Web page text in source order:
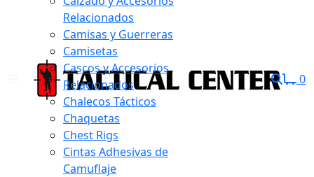
Relacionados
Camisas y Guerreras
Camisetas
Cascos y Accesorios
Relacionados
Chalecos Tácticos
Chaquetas
Chest Rigs
Cintas Adhesivas de
Camuflaje
0